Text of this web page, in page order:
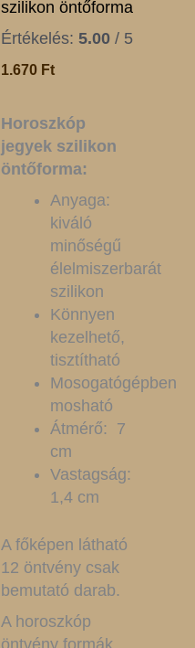
szilikon öntőforma
Értékelés: 5.00/ 5
1.670 Ft
Horoszkóp
jegyek szilikon
öntőforma:
Anyaga:
kiváló
minőségű
élelmiszerbarát
szilikon
Könnyen
kezelhető,
tisztítható
Mosogatógépben
mosható
Átmérő: 7
cm
Vastagság:
1,4 cm
A főképen látható
12 öntvény csak
bemutató darab.
A horoszkóp